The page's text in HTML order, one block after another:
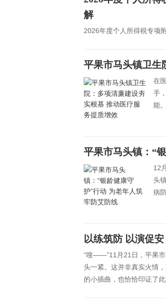
解
2026年度个人所得税专项
平果市马头镇卫生
在
手
能
平果市马头镇：“
12
头
病
以练筑防 以演促安
“嗖——”11月21日，平果市
头一紧。这并非真实火情
的小插曲，也恰恰印证了